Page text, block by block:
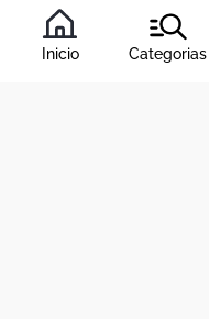
Inicio Categorias
condiciones
, y nuestra